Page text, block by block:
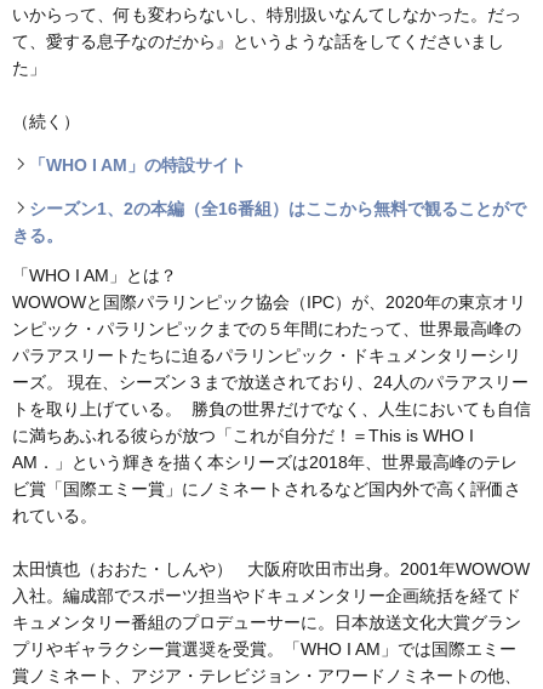
いからって、何も変わらないし、特別扱いなんてしなかった。だっ
て、愛する息子なのだから』というような話をしてくださいまし
た」
（続く）
「WHO I AM」の特設サイト
シーズン1、2の本編（全16番組）はここから無料で観ることがで
きる。
「WHO I AM」とは？
WOWOWと国際パラリンピック協会（IPC）が、2020年の東京オリ
ンピック・パラリンピックまでの５年間にわたって、世界最高峰の
パラアスリートたちに迫るパラリンピック・ドキュメンタリーシリ
ーズ。 現在、シーズン３まで放送されており、24人のパラアスリー
トを取り上げている。 勝負の世界だけでなく、人生においても自信
に満ちあふれる彼らが放つ「これが自分だ！＝This is WHO I
AM．」という輝きを描く本シリーズは2018年、世界最高峰のテレ
ビ賞「国際エミー賞」にノミネートされるなど国内外で高く評価さ
れている。
太田慎也（おおた・しんや） 大阪府吹田市出身。2001年WOWOW
入社。編成部でスポーツ担当やドキュメンタリー企画統括を経てド
キュメンタリー番組のプロデューサーに。日本放送文化大賞グラン
プリやギャラクシー賞選奨を受賞。「WHO I AM」では国際エミー
賞ノミネート、アジア・テレビジョン・アワードノミネートの他、